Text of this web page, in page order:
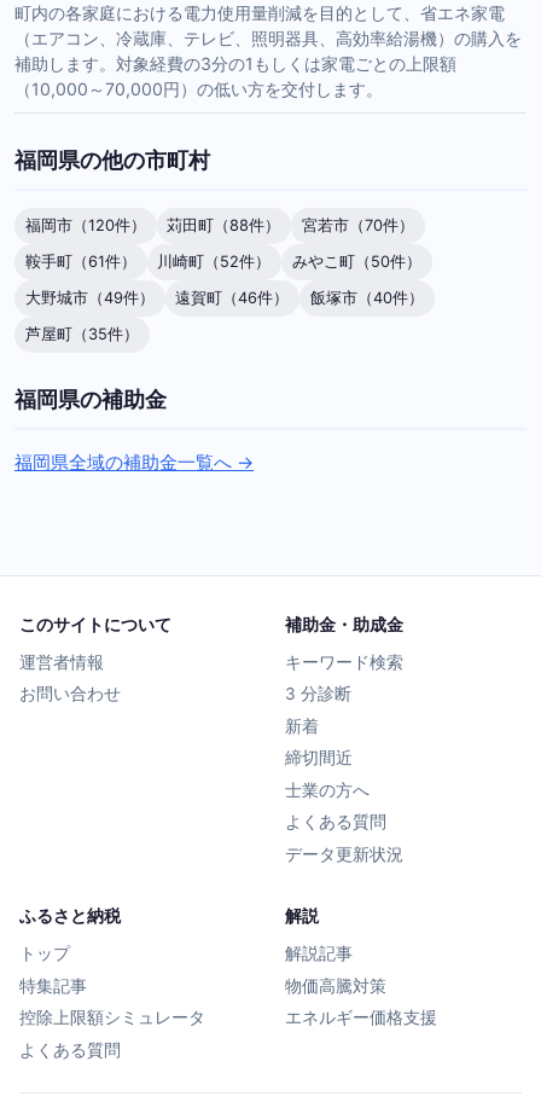
町内の各家庭における電力使用量削減を目的として、省エネ家電
（エアコン、冷蔵庫、テレビ、照明器具、高効率給湯機）の購入を
補助します。対象経費の3分の1もしくは家電ごとの上限額
（10,000～70,000円）の低い方を交付します。
福岡県の他の市町村
福岡市（120件） 苅田町（88件）
宮若市（70件）
鞍手町（61件）
川崎町（52件）
みやこ町（50件）
大野城市（49件）
遠賀町（46件）
飯塚市（40件）
芦屋町（35件）
福岡県の補助金
福岡県全域の補助金一覧へ →
このサイトについて
運営者情報
お問い合わせ
補助金・助成金
キーワード検索
3 分診断
新着
締切間近
士業の方へ
よくある質問
データ更新状況
ふるさと納税
トップ
特集記事
控除上限額シミュレータ
よくある質問
解説
解説記事
物価高騰対策
エネルギー価格支援